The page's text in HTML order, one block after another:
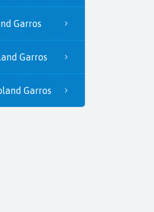
Garros
Garros
Garros